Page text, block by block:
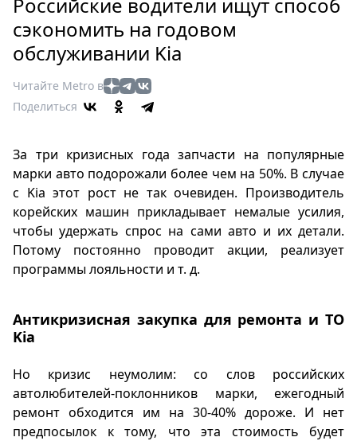
Россия
Здоровье
Еда
Туризм
Театр
Кино
Афиша
Книги
Выставки
Пресс-
О
Спецпроекты
Звезды
Выборы
2026
сэкономить на годовом
обслуживании Kia
Читайте Metro в
Поделиться
За три кризисных года запчасти на популярные
марки авто подорожали более чем на 50%. В случае
с Kia этот рост не так очевиден. Производитель
корейских машин прикладывает немалые усилия,
чтобы удержать спрос на сами авто и их детали.
Потому постоянно проводит акции, реализует
программы лояльности и т. д.
Антикризисная закупка для ремонта и ТО
Kia
Но кризис неумолим: со слов российских
автолюбителей-поклонников марки, ежегодный
ремонт обходится им на 30-40% дороже. И нет
предпосылок к тому, что эта стоимость будет